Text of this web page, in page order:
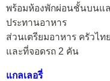
พร้อมห้องพักผ่อนชั้นบนแ
ประทานอาหาร
ส่วนเตรียมอาหาร ครัวไ
และที่จอดรถ 2 คัน
แกลเลอรี่